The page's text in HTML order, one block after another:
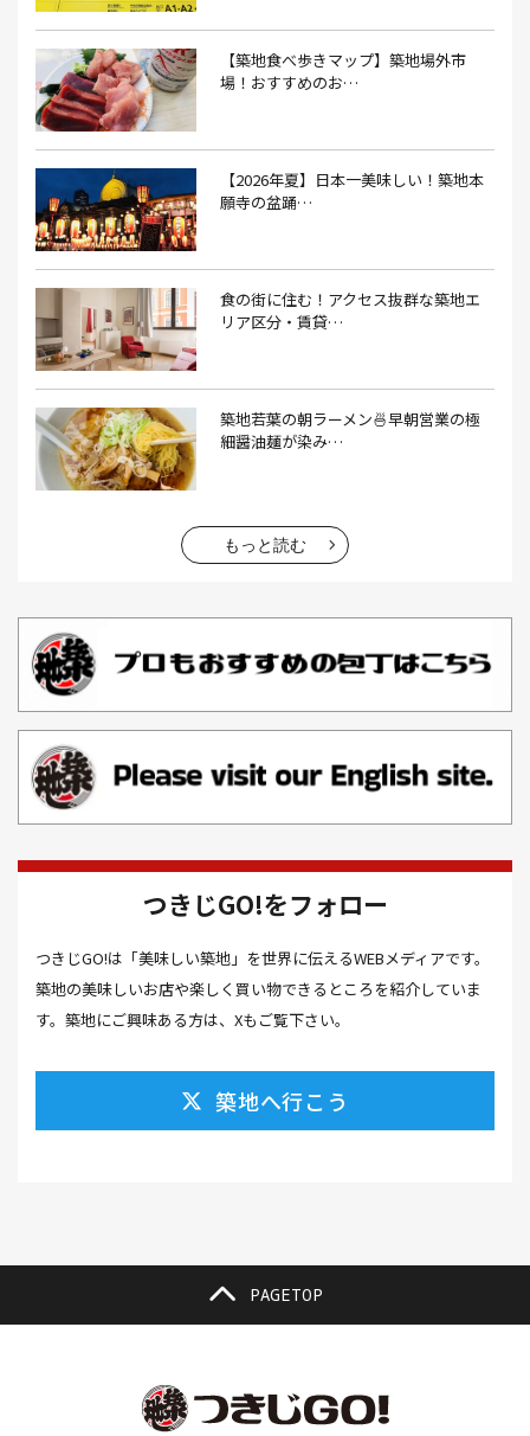
いくら(1） イタリアン(6） イタリアンバル(1）
イタリアンレストラン(1） イタリアン料理(4）
イチゴジャム(1） イベント(9）
イベント2026(1） いわし(1） ウェットティッシュ(1）
うなぎ(10） うなぎ屋(2）
うな重(2） うに(4） エコバッグ(1）
エコバッグ おしゃれ(1） エコバッグ 折りたたみ(1）
エビフライ(3） おかゆ(1）
おでん(4） おにぎり(4）
お刺身(1） お参り(1） お困りごと解決(1）
お土産(14） お土産屋(1）
お寿司(2） お弁当(9）
お正月料理(20）
お汁粉 レシピ(1）
お肉(2） お花見(2） お茶(1） お雑煮(1）
お風呂(1） お餅(1） お魚捌き教室(1） かき氷(3）
カシューナッツ(2） カツオ 食べ方(1）
カツオのたたき(1） カツカレー(2） カニ(7）
カフェラテ(1） かまぼこ(1）
カラスミ(1） カルパッチョ(1） カレー(5）
ギフト(6） キムチ レシピ(1）
グルメ(11）
ケーキ(3） ケーキ屋(1） コーヒー(7）
ごま豆腐(1） コミュニティ(1）
【築地食べ歩きマップ】築地場外市
場！おすすめのお…
【2026年夏】日本一美味しい！築地本
願寺の盆踊…
食の街に住む！アクセス抜群な築地エ
リア区分・賃貸…
築地若葉の朝ラーメン🍜早朝営業の極
細醤油麺が染み…
もっと読む
つきじGO!をフォロー
つきじGO!は「美味しい築地」を世界に伝えるWEBメディアです。
築地の美味しいお店や楽しく買い物できるところを紹介していま
す。築地にご興味ある方は、Xもご覧下さい。
築地へ行こう
PAGETOP